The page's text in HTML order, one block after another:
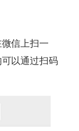
信上扫一
以通过扫码